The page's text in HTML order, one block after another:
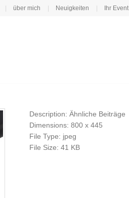
über mich Neuigkeiten Ihr Event
Description: Ähnliche Beiträge
Dimensions: 800 x 445
File Type: jpeg
File Size: 41 KB